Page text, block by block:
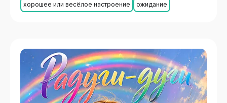
хорошее или весёлое настроение
ожидание